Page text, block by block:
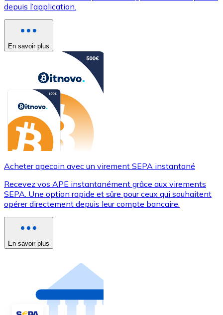
depuis l’application.
En savoir plus
Acheter apecoin avec un virement SEPA instantané
Recevez vos APE instantanément grâce aux virements
SEPA. Une option rapide et sûre pour ceux qui souhaitent
opérer directement depuis leur compte bancaire.
En savoir plus